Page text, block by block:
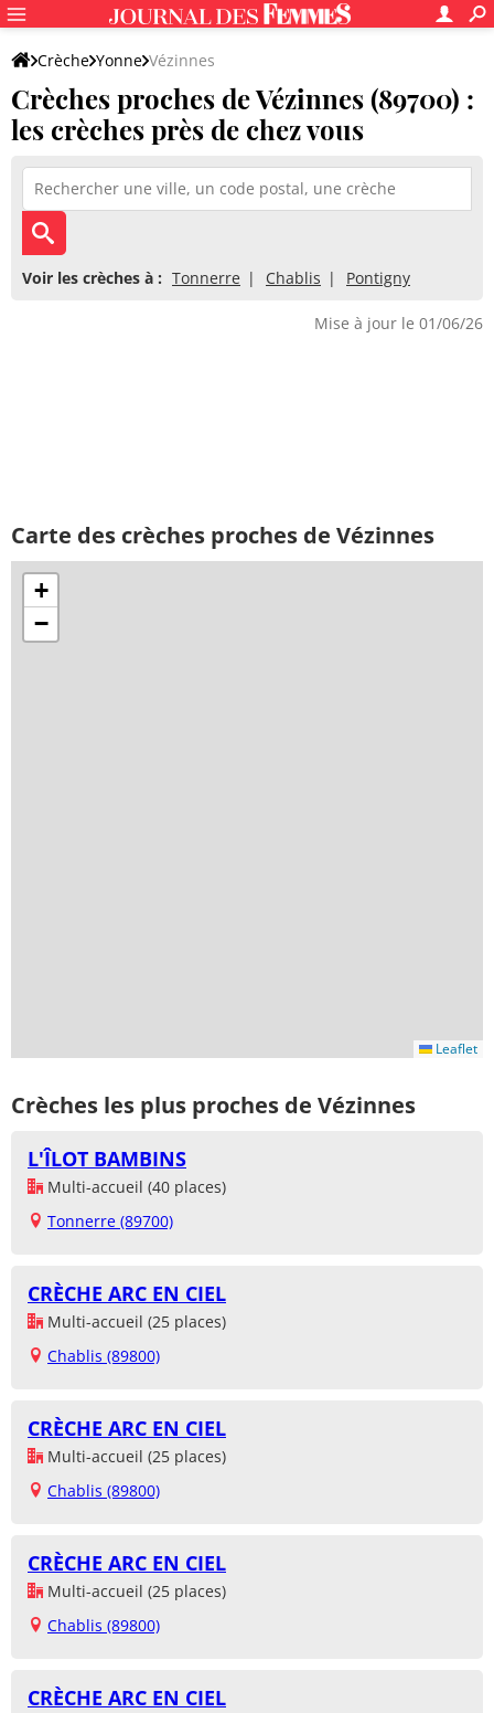
Crèche Yonne Vézinnes
Crèches proches de Vézinnes (89700) :
les crèches près de chez vous
Voir les crèches à : Tonnerre Chablis Pontigny
Mise à jour le 01/06/26
Carte des crèches proches de Vézinnes
+
−
Leaflet
Crèches les plus proches de Vézinnes
L'ÎLOT BAMBINS
Multi-accueil (40 places)
Tonnerre (89700)
CRÈCHE ARC EN CIEL
Multi-accueil (25 places)
Chablis (89800)
CRÈCHE ARC EN CIEL
Multi-accueil (25 places)
Chablis (89800)
CRÈCHE ARC EN CIEL
Multi-accueil (25 places)
Chablis (89800)
CRÈCHE ARC EN CIEL